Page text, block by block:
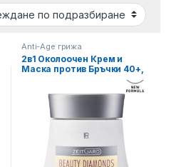
Anti-Age грижа
2в1 Околоочен Крем и
Маска против Бръчки 40+,